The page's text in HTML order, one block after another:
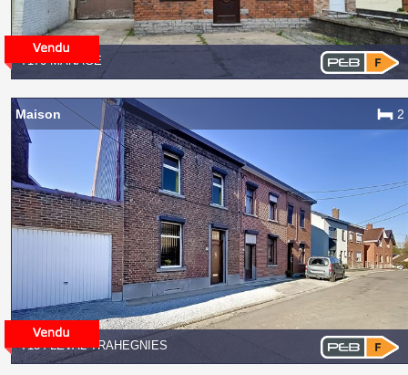
7170 MANAGE
7134 LEVAL-TRAHEGNIES
Maison 2